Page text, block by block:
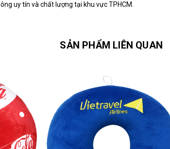
uy tín và chất lượng tại khu vực TPHCM.
SẢN PHẨM LIÊN QUAN